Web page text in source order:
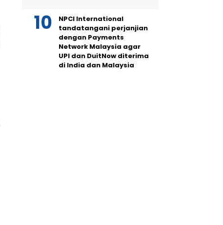
NPCI International
tandatangani perjanjian
dengan Payments
Network Malaysia agar
UPI dan DuitNow diterima
di India dan Malaysia